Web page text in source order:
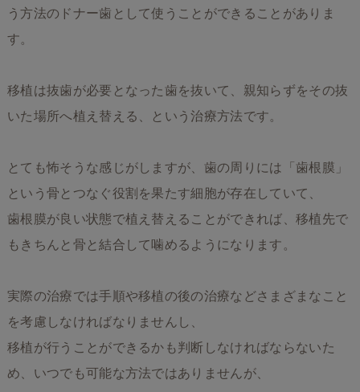
う方法のドナー歯として使うことができることがありま
す。
移植は抜歯が必要となった歯を抜いて、親知らずをその抜
いた場所へ植え替える、という治療方法です。
とても怖そうな感じがしますが、歯の周りには「歯根膜」
という骨とつなぐ役割を果たす細胞が存在していて、
歯根膜が良い状態で植え替えることができれば、移植先で
もきちんと骨と結合して噛めるようになります。
実際の治療では手順や移植の後の治療などさまざまなこと
を考慮しなければなりませんし、
移植が行うことができるかも判断しなければならないた
め、いつでも可能な方法ではありませんが、